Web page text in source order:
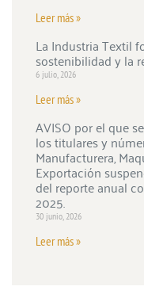
Leer más »
La Industria Textil
sostenibilidad y la
6 julio, 2026
Leer más »
AVISO por el que
los titulares y
Manufacturera,
Exportación
del reporte anual
2025.
30 junio, 2026
Leer más »